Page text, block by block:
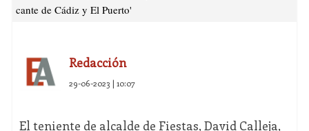
cante de Cádiz y El Puerto'
Redacción
29-06-2023 | 10:07
El teniente de alcalde de Fiestas, David Calleja,